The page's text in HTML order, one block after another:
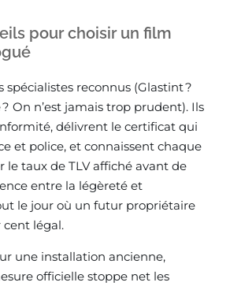
pour choisir un film
spécialistes reconnus (Glastint ?
On n’est jamais trop prudent). Ils
délivrent le certificat qui
et police, et connaissent chaque
le taux de TLV affiché avant de
entre la légèreté et
le jour où un futur propriétaire
cent légal.
une installation ancienne,
officielle stoppe net les